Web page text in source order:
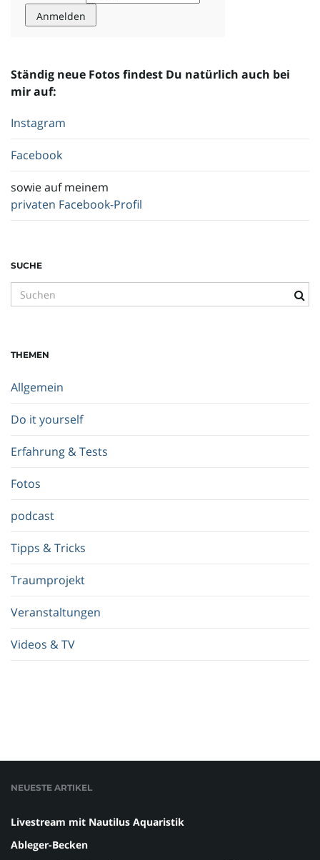
Ständig neue Fotos findest Du natürlich auch bei
mir auf:
Instagram
Facebook
sowie auf meinem
privaten Facebook-Profil
SUCHE
u
b
g
i
f
.
.
.
THEMEN
Allgemein
Do it yourself
Erfahrung & Tests
Fotos
podcast
Tipps & Tricks
Traumprojekt
Veranstaltungen
Videos & TV
NEUESTE ARTIKEL
Livestream mit Nautilus Aquaristik
Ableger-Becken